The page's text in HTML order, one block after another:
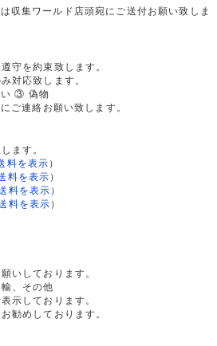
収集ワールド店頭宛にご送付お願い致しま
守を約束致します。
対応致します。
③ 偽物
ご連絡お願い致します。
ます。
料を表示 ）
料を表示 ）
料を表示 ）
料を表示 ）
いしております。
輸、その他
示しております。
勧めしております。